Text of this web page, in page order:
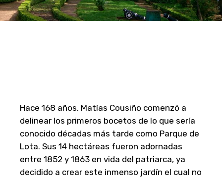
Hace 168 años, Matías Cousiño comenzó a
delinear los primeros bocetos de lo que sería
conocido décadas más tarde como Parque de
Lota. Sus 14 hectáreas fueron adornadas
entre 1852 y 1863 en vida del patriarca, ya
decidido a crear este inmenso jardín el cual no